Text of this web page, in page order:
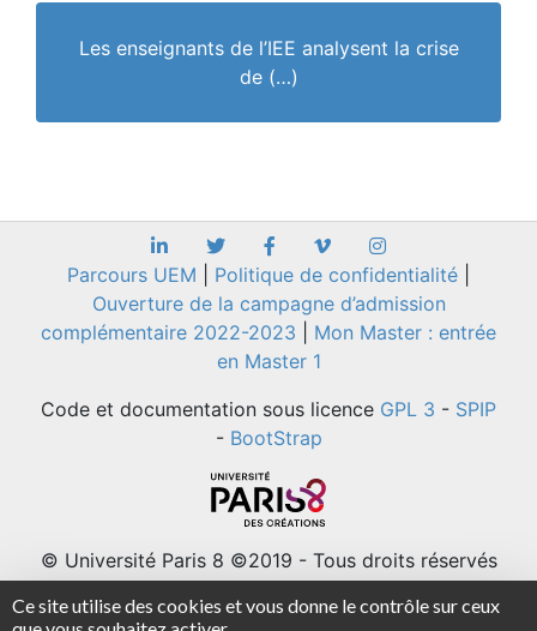
Ce site utilise des cookies et vous donne le contrôle sur ceux
Les enseignants de l’IEE analysent la crise
de (…)
Parcours UEM Politique de confidentialité
Ouverture de la campagne d’admission
complémentaire 2022-2023
Mon Master : entrée
en Master 1
Code et documentation sous licence GPL 3 - SPIP
- BootStrap
© Université Paris 8 ©2019 - Tous droits réservés
Université Paris 8 - 2 rue de la Liberté - 93526
Saint-Denis cedex / Tel : +33(0)1 49 40 67 89 Fax